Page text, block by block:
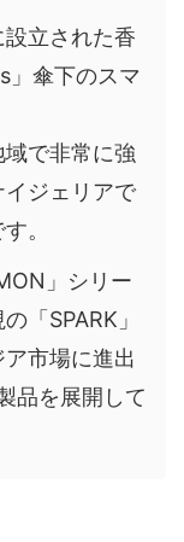
立された香
」傘下のスマ
で非常に強
ジェリアで
。
」シリー
「SPARK」
市場に進出
品を展開して